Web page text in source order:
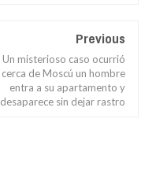
Previous
Un misterioso caso ocurrió
cerca de Moscú un hombre
entra a su apartamento y
desaparece sin dejar rastro